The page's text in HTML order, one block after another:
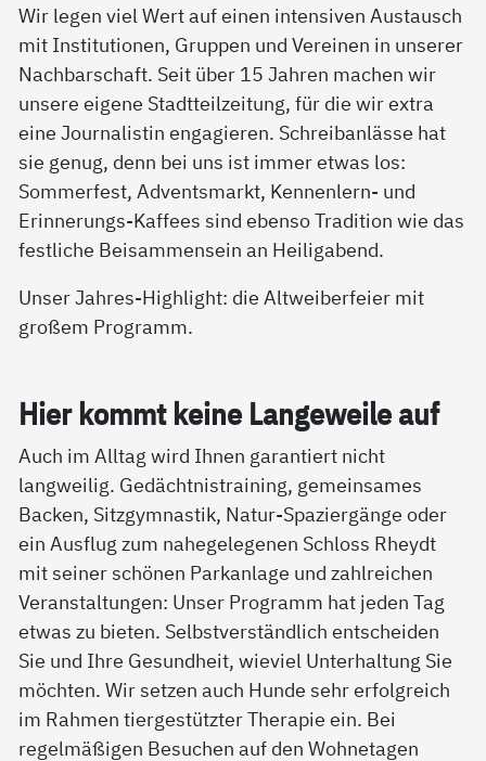
Wir legen viel Wert auf einen intensiven Austausch
mit Institutionen, Gruppen und Vereinen in unserer
Nachbarschaft. Seit über 15 Jahren machen wir
unsere eigene Stadtteilzeitung, für die wir extra
eine Journalistin engagieren. Schreibanlässe hat
sie genug, denn bei uns ist immer etwas los:
Sommerfest, Adventsmarkt, Kennenlern- und
Erinnerungs-Kaffees sind ebenso Tradition wie das
festliche Beisammensein an Heiligabend.
Unser Jahres-Highlight: die Altweiberfeier mit
großem Programm.
Hier kommt kei­ne Lan­ge­wei­le auf
Auch im Alltag wird Ihnen garantiert nicht
langweilig. Gedächtnistraining, gemeinsames
Backen, Sitzgymnastik, Natur-Spaziergänge oder
ein Ausflug zum nahegelegenen Schloss Rheydt
mit seiner schönen Parkanlage und zahlreichen
Veranstaltungen: Unser Programm hat jeden Tag
etwas zu bieten. Selbstverständlich entscheiden
Sie und Ihre Gesundheit, wieviel Unterhaltung Sie
möchten. Wir setzen auch Hunde sehr erfolgreich
im Rahmen tiergestützter Therapie ein. Bei
regelmäßigen Besuchen auf den Wohnetagen